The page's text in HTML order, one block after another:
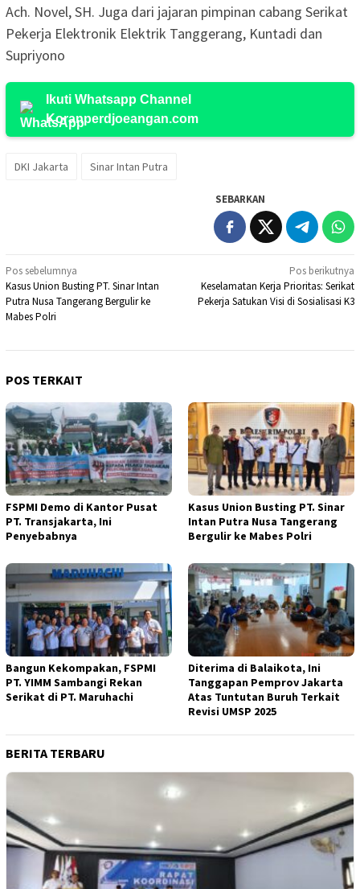
Ach. Novel, SH. Juga dari jajaran pimpinan cabang Serikat
Pekerja Elektronik Elektrik Tanggerang, Kuntadi dan
Supriyono
Ikuti Whatsapp Channel
Koranperdjoeangan.com
DKI Jakarta Sinar Intan Putra
SEBARKAN
Navigasi
pos
Pos sebelumnya
Kasus Union Busting PT. Sinar Intan
Putra Nusa Tangerang Bergulir ke
Mabes Polri
Pos berikutnya
Keselamatan Kerja Prioritas: Serikat
Pekerja Satukan Visi di Sosialisasi K3
POS TERKAIT
FSPMI Demo di Kantor Pusat
PT. Transjakarta, Ini
Penyebabnya
Kasus Union Busting PT. Sinar
Intan Putra Nusa Tangerang
Bergulir ke Mabes Polri
Bangun Kekompakan, FSPMI
PT. YIMM Sambangi Rekan
Serikat di PT. Maruhachi
Diterima di Balaikota, Ini
Tanggapan Pemprov Jakarta
Atas Tuntutan Buruh Terkait
Revisi UMSP 2025
BERITA TERBARU